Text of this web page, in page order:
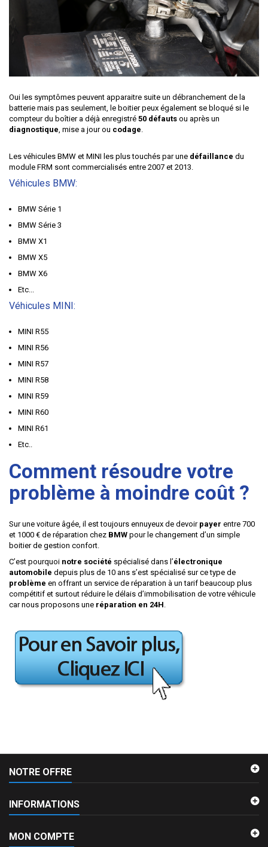
Oui les symptômes peuvent apparaitre suite un débranchement de la
batterie mais pas seulement, le boitier peux également se bloqué si le
compteur du boîtier a déjà enregistré 50 défauts ou après un
diagnostique , mise a jour ou codage
Les véhicules BMW et MINI les plus touchés par une défaillance du
module FRM sont commercialisés entre 2007 et 2013.
Véhicules BMW:
BMW Série 1
BMW Série 3
BMW X1
BMW X5
BMW X6
Etc...
Véhicules MINI:
MINI R55
MINI R56
MINI R57
MINI R58
MINI R59
MINI R60
MINI R61
Etc..
Comment résoudre votre
problème à moindre coût ?
Sur une voiture âgée, il est toujours ennuyeux de devoir payer entre 700
et 1000 € de réparation chez BMW pour le changement d’un simple
boitier de gestion confort.
C’est pourquoi notre société spécialisé dans l’électronique
automobile depuis plus de 10 ans s’est spécialisé sur ce type de
problème en offrant un service de réparation à un tarif beaucoup plus
compétitif et surtout réduire le délais d’immobilisation de votre véhicule
car nous proposons une réparation en 24H
NOTRE OFFRE
INFORMATIONS
MON COMPTE